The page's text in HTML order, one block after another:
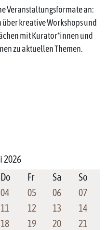
Veranstaltungsformate an:
kreative Workshops und
mit Kurator*innen und
zu aktuellen Themen.
2026
Do Fr Sa
So
04 05 06
07
11 12 13
14
18 19 20
21